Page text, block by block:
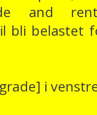
and
bli belastet
i